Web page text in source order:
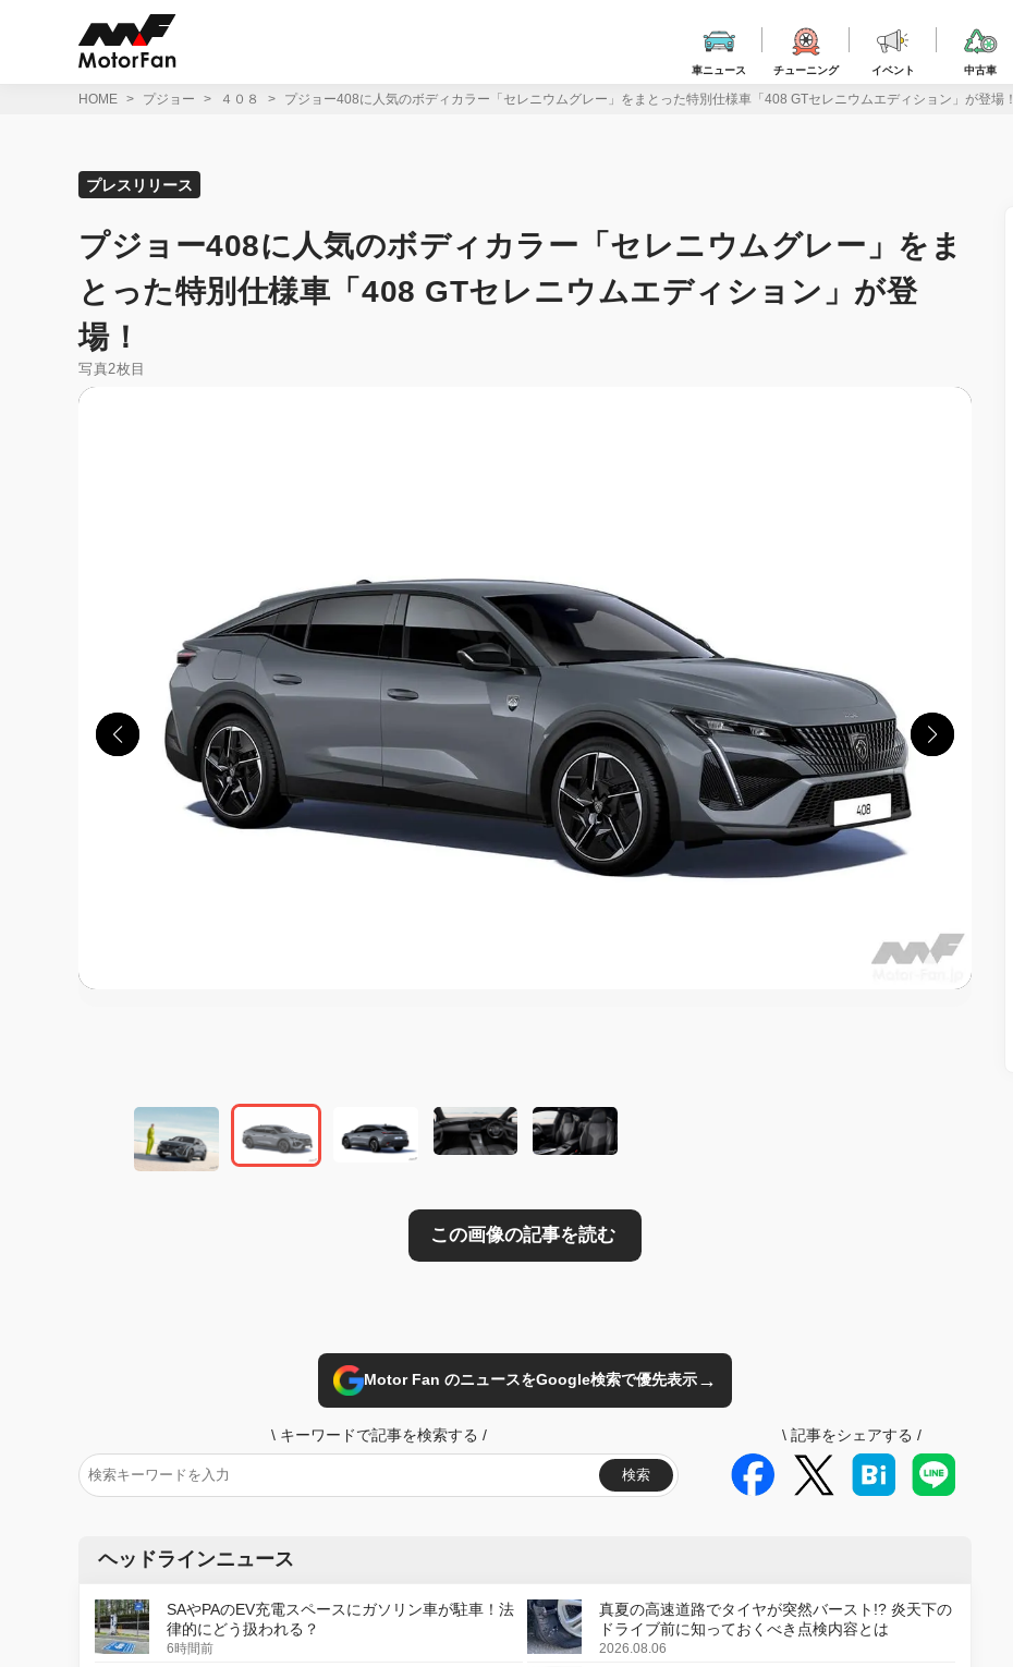
車ニュース チューニング イベント 中古車
HOME プジョー ４０８ プジョー408に人気のボディカラー「セレニウムグレー」をまとった特別仕様車「408 GTセレニウムエディション」が登場！
プレスリリース
プジョー408に人気のボディカラー「セレニウムグレー」をま
とった特別仕様車「408 GTセレニウムエディション」が登
場！
写真2枚目
Motor Fan のニュースをGoogle検索で優先表示→
\ キーワードで記事を検索する /
検索
\ 記事をシェアする /
ヘッドラインニュース
SAやPAのEV充電スペースにガソリン車が駐車！法
律的にどう扱われる？
6時間前
真夏の高速道路でタイヤが突然バースト!? 炎天下の
ドライブ前に知っておくべき点検内容とは
2026.08.06